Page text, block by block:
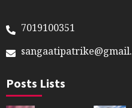
7019100351
Posts Lists